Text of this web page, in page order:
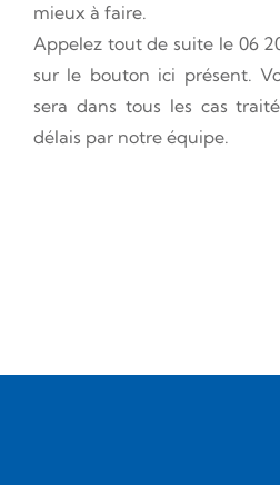
mieux à faire.
Appelez tout de suite le 06
sur le bouton ici présent.
sera dans tous les cas
délais par notre équipe.